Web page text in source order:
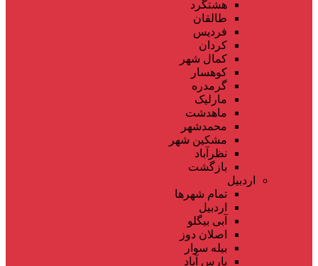
هشتگرد
طالقان
فردیس
کردان
کمال شهر
کوهسار
گرمدره
مارلیک
ماهدشت
محمدشهر
مشکین شهر
نظرآباد
بازگشت
اردبیل
تمام شهر‌ها
اردبیل
آبی بیگلو
اصلان دوز
بیله سوار
پارس آباد